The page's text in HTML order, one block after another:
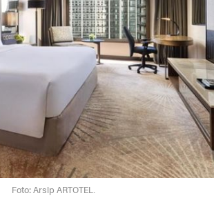
Foto: Arsip ARTOTEL.